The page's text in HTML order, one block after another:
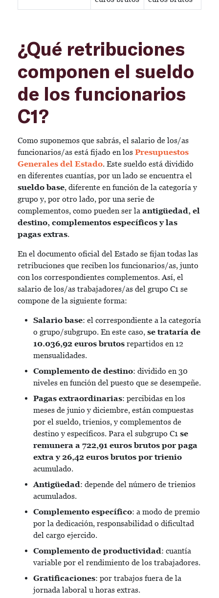
¿Qué retribuciones
componen el sueldo
de los funcionarios
C1?
Como suponemos que sabrás, el salario de los/as
funcionarios/as está fijado en los Presupuestos
Generales del Estado. Este sueldo está dividido
en diferentes cuantías, por un lado se encuentra el
sueldo base, diferente en función de la categoría y
grupo y, por otro lado, por una serie de
complementos, como pueden ser la antigüedad, el
destino, complementos específicos y las
pagas extras.
En el documento oficial del Estado se fijan todas las
retribuciones que reciben los funcionarios/as, junto
con los correspondientes complementos. Así, el
salario de los/as trabajadores/as del grupo C1 se
compone de la siguiente forma:
Salario base: el correspondiente a la categoría
o grupo/subgrupo. En este caso, se trataría de
10.036,92 euros brutos repartidos en 12
mensualidades.
Complemento de destino: dividido en 30
niveles en función del puesto que se desempeñe.
Pagas extraordinarias: percibidas en los
meses de junio y diciembre, están compuestas
por el sueldo, trienios, y complementos de
destino y específicos. Para el subgrupo C1 se
remunera a 722,91 euros brutos por paga
extra y 26,42 euros brutos por trienio
acumulado.
Antigüedad: depende del número de trienios
acumulados.
Complemento específico: a modo de premio
por la dedicación, responsabilidad o dificultad
del cargo ejercido.
Complemento de productividad: cuantía
variable por el rendimiento de los trabajadores.
Gratificaciones: por trabajos fuera de la
jornada laboral u horas extras.